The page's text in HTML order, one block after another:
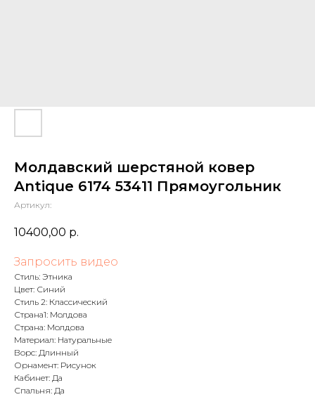
Молдавский шерстяной ковер
Antique 6174 53411 Прямоугольник
Артикул:
10400,00 р.
Запросить видео
Стиль: Этника
Цвет: Синий
Стиль 2: Классический
Страна1: Молдова
Страна: Молдова
Материал: Натуральные
Ворс: Длинный
Орнамент: Рисунок
Кабинет: Да
Спальня: Да